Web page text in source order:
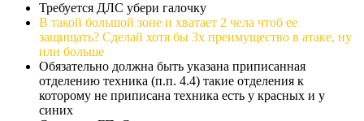
Требуется ДЛС убери галочку
В такой большой зоне и хватает 2 чела чтоб ее
защищать? Сделай хотя бы 3х преимущество в атаке, ну
или больше
Обязательно должна быть указана приписанная
отделению техника (п.п. 4.4) такие отделения к
которому не приписана техника есть у красных и у
синих